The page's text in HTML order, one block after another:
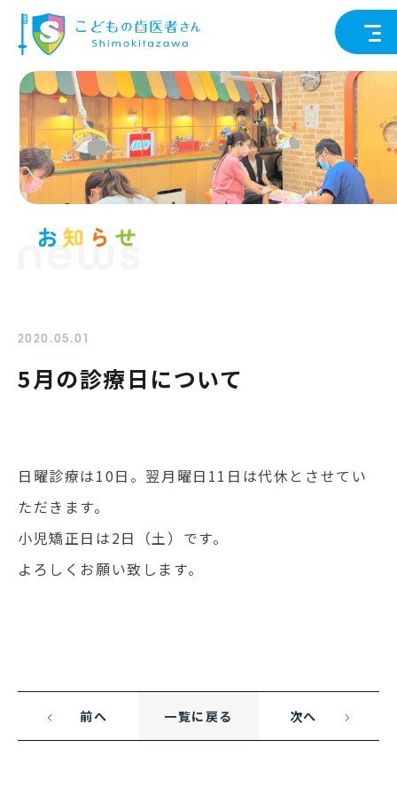
news
2020.05.01
5月の診療日について
日曜診療は10日。翌月曜日11日は代休とさせてい
ただきます。
小児矯正日は2日（土）です。
よろしくお願い致します。
前へ 一覧に戻る 次へ